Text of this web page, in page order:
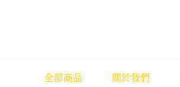
全部商品
關於我們